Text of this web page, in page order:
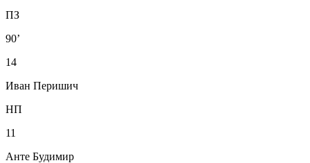
ПЗ
90’
14
Иван Перишич
НП
11
Анте Будимир